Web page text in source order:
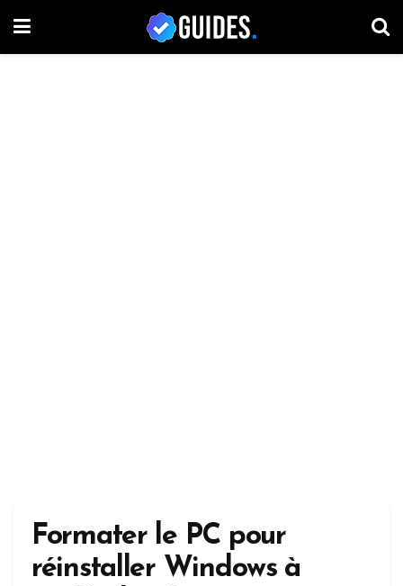
Formater le PC pour
réinstaller Windows à